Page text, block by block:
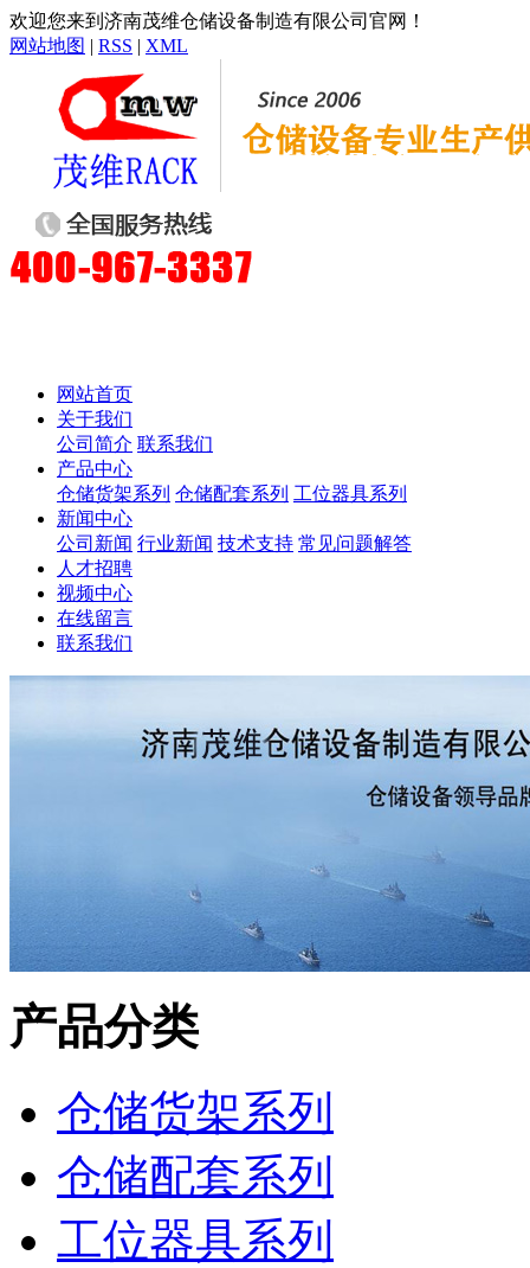
欢迎您来到济南茂维仓储设备制造有限公司官网！
网站地图 | RSS | XML
网站首页
关于我们
公司简介 联系我们
产品中心
仓储货架系列 仓储配套系列 工位器具系列
新闻中心
公司新闻 行业新闻 技术支持 常见问题解答
人才招聘
视频中心
在线留言
联系我们
产品分类
仓储货架系列
仓储配套系列
工位器具系列